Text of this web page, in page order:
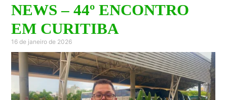
NEWS – 44º ENCONTRO
EM CURITIBA
16 de janeiro de 2026